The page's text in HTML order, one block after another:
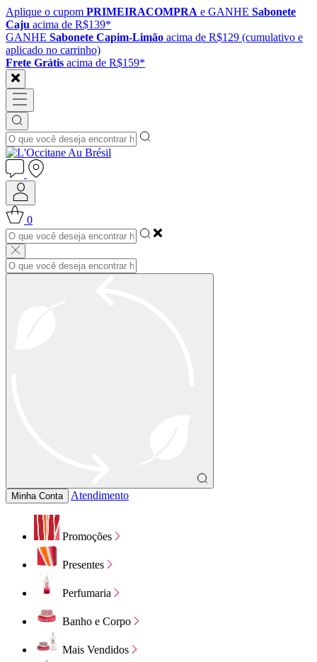
Aplique o cupom PRIMEIRACOMPRA e GANHE Sabonete
Caju acima de R$139*
GANHE Sabonete Capim-Limão acima de R$129 (cumulativo e
aplicado no carrinho)
Frete Grátis acima de R$159*
0
Minha Conta Atendimento
Promoções
Presentes
Perfumaria
Banho e Corpo
Mais Vendidos